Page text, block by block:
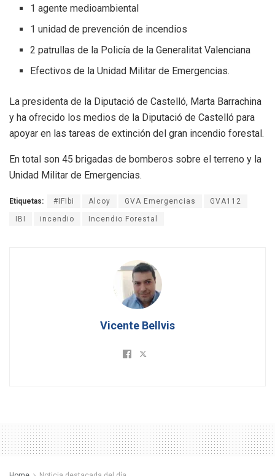
1 agente medioambiental
1 unidad de prevención de incendios
2 patrullas de la Policía de la Generalitat Valenciana
Efectivos de la Unidad Militar de Emergencias.
La presidenta de la Diputació de Castelló, Marta Barrachina
y ha ofrecido los medios de la Diputació de Castelló para
apoyar en las tareas de extinción del gran incendio forestal.
En total son 45 brigadas de bomberos sobre el terreno y la
Unidad Militar de Emergencias.
Etiquetas: #IFIbi Alcoy GVA Emergencias GVA112
IBI incendio Incendio Forestal
Vicente Bellvis